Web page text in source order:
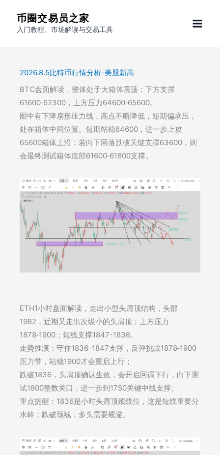
币圈交易员之家
入门教程、市场解读与交易工具
2026.8.5比特币行情分析-美股新高
BTC盘面解读，整体处于大箱体震荡：下方支撑
61600‑62300，上方压力64600‑65600。
​图中有下降扇形压力线，高点不断降低，短期偏承压，
处在箱体中间位置。短期站稳64600，进一步上攻
65600箱体上沿；若向下回落跌破关键支撑63600，则
会最终测试箱体底部61600‑61800支撑。
ETH1小时盘面解读，走出小型头肩顶结构，头部
1982，近期又走出次级小的头肩顶；上方压力
1878‑1900；短线支撑1847-1836。
走势推演：守住1836-1847支撑，反弹挑战1878‑1900
压力带，站稳1900才会重启上行；
​跌破1836，头肩顶确认生效，会开启回调下行，向下测
试1800整数关口，进一步到1750关键中线支撑。
重点提醒：1836是小时头肩顶颈线位，这是短线重要分
水岭；跌破颈线，多头需要规避。